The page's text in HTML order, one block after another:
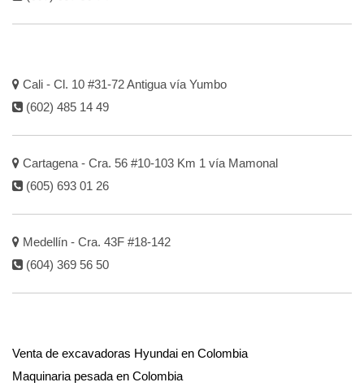
Cali - Cl. 10 #31-72 Antigua vía Yumbo
(602) 485 14 49
Cartagena - Cra. 56 #10-103 Km 1 vía Mamonal
(605) 693 01 26
Medellín - Cra. 43F #18-142
(604) 369 56 50
Venta de excavadoras Hyundai en Colombia
Maquinaria pesada en Colombia